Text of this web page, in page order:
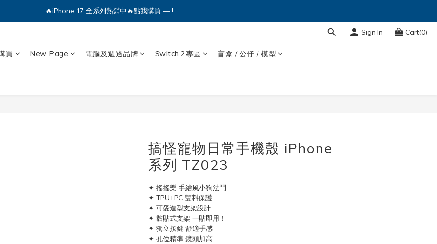
🔥iPhone 17 全系列熱銷中🔥點我購買 — !
💕加入Q哥 Line 新好友領優惠券！🎫
Sign In Cart(0)
買 New Page 電腦及週邊品牌 Switch 2專區 盲盒 / 公仔 / 模型
搞怪寵物日常手機殼 iPhone
系列 TZ023
✦ 搖搖樂 手繪風小狗法鬥
✦ TPU+PC 雙料保護
✦ 可愛造型支架設計
✦ 黏貼式支架 一貼即用！
✦ 獨立按鍵 舒適手感
✦ 孔位精準 鏡頭加高